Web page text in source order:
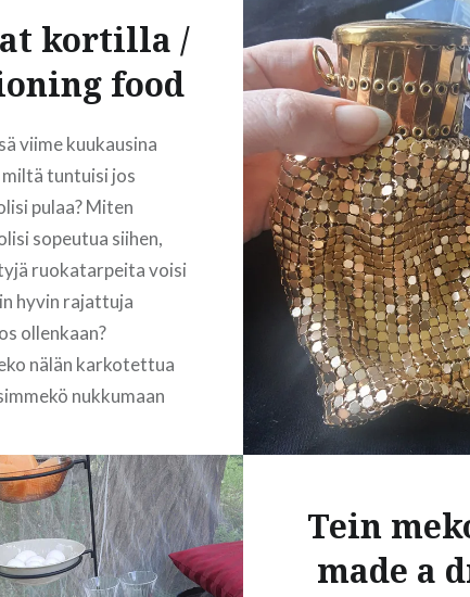
Vielä jos kohdalle
kehrätystä langasta
tekstiili, nappaan
takuuvarmasti
matkaan. Pidän
käsin kirjailluista
Varastoistani löytyy
melko paljon, joten
nyt vain muutamia
Pellava on jotenkin…
READ
kortilla /
food
viime kuukausina
tuntuisi jos
pulaa? Miten
sopeutua siihen,
ruokatarpeita voisi
hyvin rajattuja
ollenkaan?
nälän karkotettua
nukkumaan
tarjolla ja pikkunälän
kaapissa ei ehkä
tai
Pitäisi pärjätä
ruoka-annoksilla,
Tein
made a